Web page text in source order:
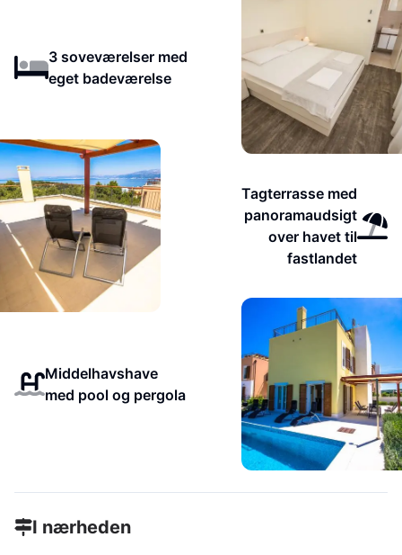
3 soveværelser med
eget badeværelse
Tagterrasse med
panoramaudsigt
over havet til
fastlandet
Middelhavshave
med pool og pergola
I nærheden